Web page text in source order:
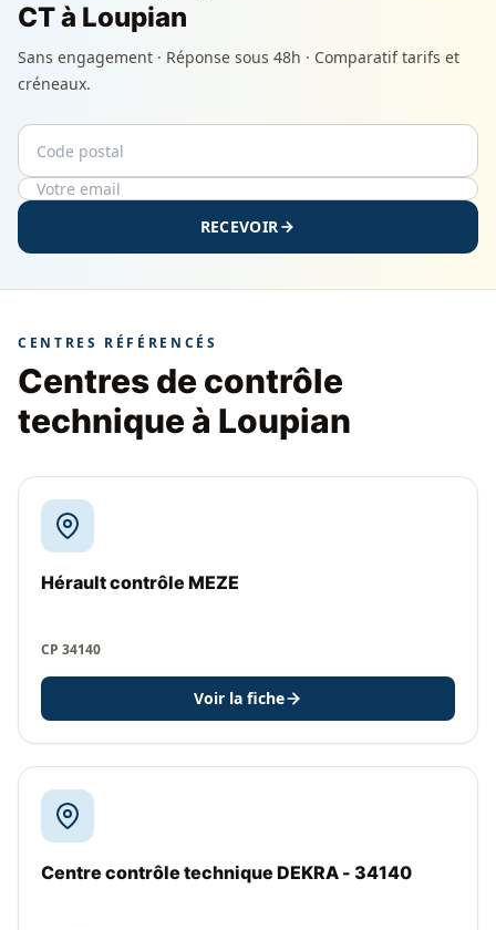
CT à Loupian
Sans engagement · Réponse sous 48h · Comparatif tarifs et
créneaux.
Code postal
Email
RECEVOIR
CENTRES RÉFÉRENCÉS
Centres de contrôle
technique à Loupian
Hérault contrôle MEZE
CP 34140
Voir la fiche
Centre contrôle technique DEKRA - 34140